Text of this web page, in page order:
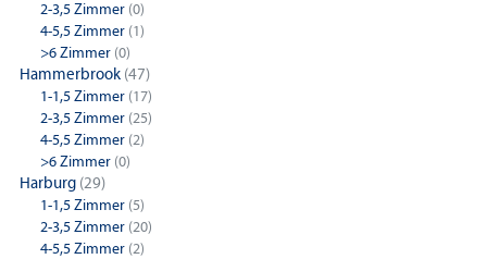
2-3,5 Zimmer (0)
4-5,5 Zimmer (1)
>6 Zimmer (0)
Hammerbrook (47)
1-1,5 Zimmer (17)
2-3,5 Zimmer (25)
4-5,5 Zimmer (2)
>6 Zimmer (0)
Harburg (29)
1-1,5 Zimmer (5)
2-3,5 Zimmer (20)
4-5,5 Zimmer (2)